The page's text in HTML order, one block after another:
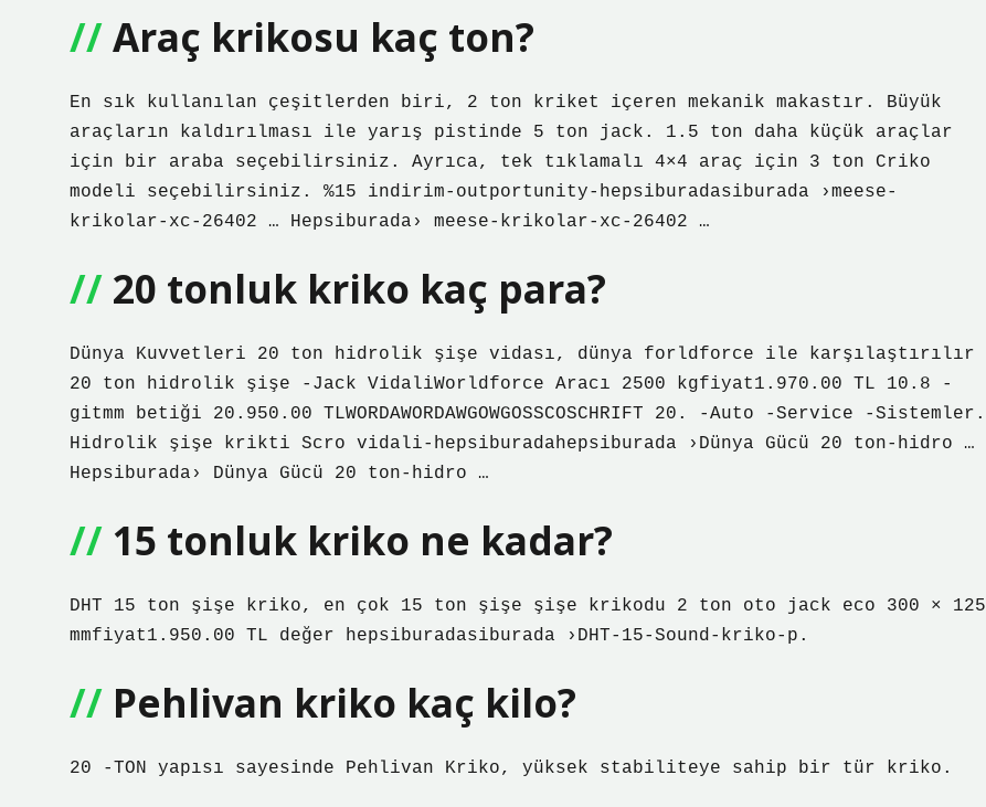
Araç krikosu kaç ton?
En sık kullanılan çeşitlerden biri, 2 ton kriket içeren mekanik makastır. Büyük
araçların kaldırılması ile yarış pistinde 5 ton jack. 1.5 ton daha küçük araçlar
için bir araba seçebilirsiniz. Ayrıca, tek tıklamalı 4×4 araç için 3 ton Criko
modeli seçebilirsiniz. %15 indirim-outportunity-hepsiburadasiburada ›meese-
krikolar-xc-26402 … Hepsiburada› meese-krikolar-xc-26402 …
20 tonluk kriko kaç para?
Dünya Kuvvetleri 20 ton hidrolik şişe vidası, dünya forldforce ile karşılaştırılır
20 ton hidrolik şişe -Jack VidaliWorldforce Aracı 2500 kgfiyat1.970.00 TL 10.8 -
gitmm betiği 20.950.00 TLWORDAWORDAWGOWGOSSCOSCHRIFT 20. -Auto -Service -Sistemler.
Hidrolik şişe krikti Scro vidali-hepsiburadahepsiburada ›Dünya Gücü 20 ton-hidro …
Hepsiburada› Dünya Gücü 20 ton-hidro …
15 tonluk kriko ne kadar?
DHT 15 ton şişe kriko, en çok 15 ton şişe şişe krikodu 2 ton oto jack eco 300 × 125
mmfiyat1.950.00 TL değer hepsiburadasiburada ›DHT-15-Sound-kriko-p.
Pehlivan kriko kaç kilo?
20 -TON yapısı sayesinde Pehlivan Kriko, yüksek stabiliteye sahip bir tür kriko.